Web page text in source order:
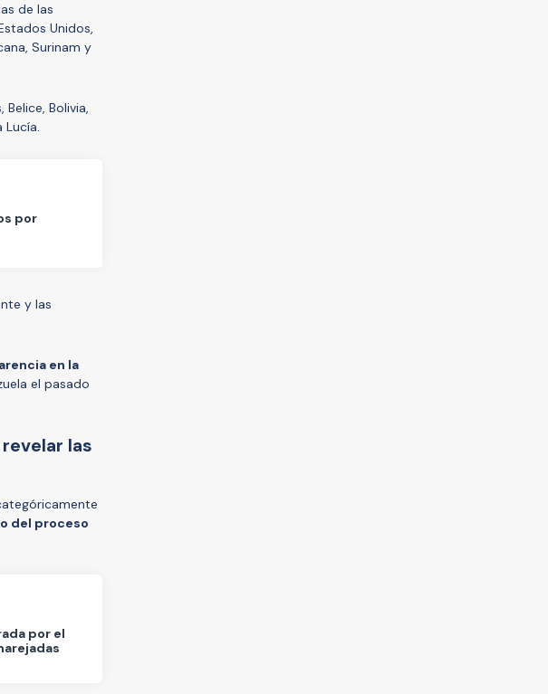
de las
Unidos,
Surinam y
Bolivia,
Lucía.
por
y las
en la
el pasado
las
del proceso
por el